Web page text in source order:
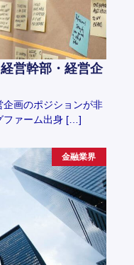
営幹部・経営企
画のポジションが非
ファーム出身 […]
金融業界